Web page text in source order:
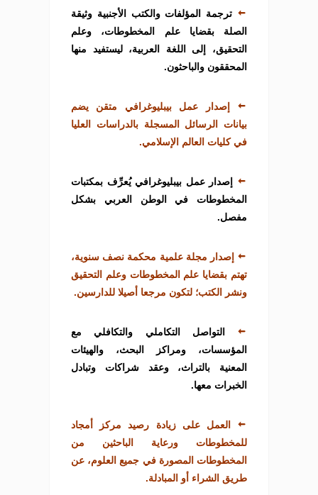
ترجمة المؤلفات والكتب الأجنبية وثيقة
الصلة بقضايا علم المخطوطات، وعلم
التحقيق، إلى اللغة العربية، ليستفيد منها
المحققون والباحثون.
إصدار عمل بيبليوغرافي متقن يضم
بيانات الرسائل المسجلة بالدراسات العليا
في كليات العالم الإسلامي.
إصدار عمل بيبليوغرافي يُعرِّف بمكتبات
المخطوطات في الوطن العربي بشكل
مفصل.
إصدار مجلة علمية محكمة نصف سنوية،
تهتم بقضايا علم المخطوطات وعلم التحقيق
ونشر الكتب؛ لتكون مرجعا أصيلا للدارسين.
التواصل التكاملي والتكافلي مع
المؤسسات، ومراكز البحث، والهيئات
المعنية بالتراث، وعقد شراكات وتبادل
الخبرات معها.
العمل على زيادة رصيد مركز أمجاد
للمخطوطات ورعاية الباحثين من
المخطوطات المصورة في جميع العلوم، عن
طريق الشراء أو المبادلة.